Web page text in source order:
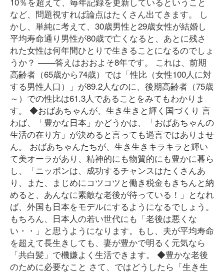
など、問題視すれば論点はたくさん出てきます。 し
かし、単純に考えて、30歳男性と29歳女性が結婚し
平均寿命通り男性が80歳で亡くなると、あとに残さ
れた女性は何年間ひとりで生きることになるのでしょ
うか？ ――答えはおおよそ8年です。 これは、前期
高齢者（65歳から74歳）では「性比（女性100人に対
する男性人口）」が89.2人なのに、後期高齢者（75歳
～）での性比は61.3人であることをみてもわかりま
す。 ◆おばあちゃんが、生き生きと輝く国づくり 言
わば、「豊かな日本」かどうかは、「おばあちゃんの
生活の在り方」が決めると言っても過言ではありませ
ん。 おばあちゃんたちが、生き生きキラキラと輝い
て美オーラがあり、精神的にも物質的にも豊かに暮ら
し、「ニッポンは、成功するチャンスはたくさんあ
り、また、まじめにコツコツと働き税金もきちんと納
めると、あんなに素敵な老後が待っている！」となれ
ば、外国も日本をモデルにするようになるでしょう。
もちろん、日本人の若い世代にも「老後は悪くな
い・・」と思うようになります。もし、夫が平均寿命
を超えて長生きしても、妻が豊かで明るく元気なら
「共白髪」で機嫌よく生活できます。 ◆豊かな老後
のために必要なこと さて、ではどうしたら「生き生